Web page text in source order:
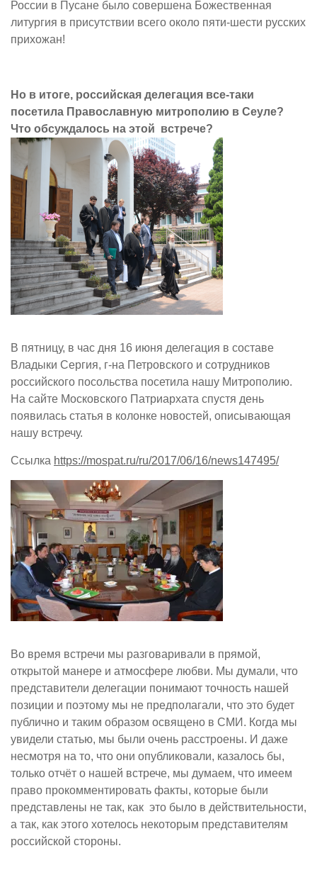
России в Пусане было совершена Божественная
литургия в присутствии всего около пяти-шести русских
прихожан!
Но в итоге, российская делегация все-таки
посетила Православную митрополию в Сеуле?
Что обсуждалось на этой встрече?
В пятницу, в час дня 16 июня делегация в составе
Владыки Сергия, г-на Петровского и сотрудников
российского посольства посетила нашу Митрополию.
На сайте Московского Патриархата спустя день
появилась статья в колонке новостей, описывающая
нашу встречу.
Ссылка https://mospat.ru/ru/2017/06/16/news147495/
Во время встречи мы разговаривали в прямой,
открытой манере и атмосфере любви. Мы думали, что
представители делегации понимают точность нашей
позиции и поэтому мы не предполагали, что это будет
публично и таким образом освящено в СМИ. Когда мы
увидели статью, мы были очень расстроены. И даже
несмотря на то, что они опубликовали, казалось бы,
только отчёт о нашей встрече, мы думаем, что имеем
право прокомментировать факты, которые были
представлены не так, как это было в действительности,
а так, как этого хотелось некоторым представителям
российской стороны.